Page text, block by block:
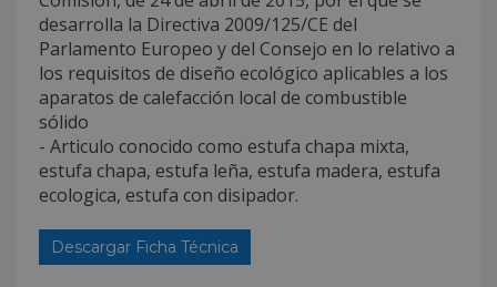
desarrolla la Directiva 2009/125/CE del
Parlamento Europeo y del Consejo en lo relativo a
los requisitos de diseño ecológico aplicables a los
aparatos de calefacción local de combustible
sólido
- Articulo conocido como estufa chapa mixta,
estufa chapa, estufa leña, estufa madera, estufa
ecologica, estufa con disipador.
Descargar Ficha Técnica